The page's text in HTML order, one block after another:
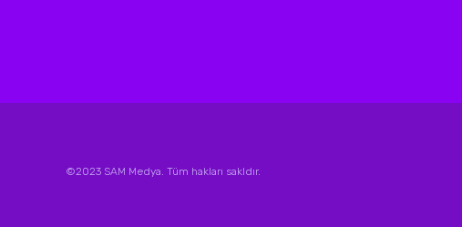
©2023 SAM Medya. Tüm hakları sakldır.